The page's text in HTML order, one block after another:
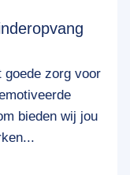
goede zorg voor
bieden wij jou